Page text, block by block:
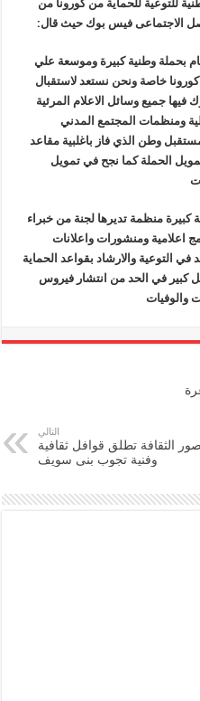
كورونا
مغلقة
للتوعية للحماية من كورونا من
الاجتماعى فيس بوك حيث قال:
بحملة وطنية كبيرة وموسعة علي
خاصة ونحن نستعد لاستقبال
جميع وسائل الاعلام المرئية
ومنظمات المجتمع المدني
وطن الذي فاز باغلبية مقاعد
الحملة كما نجح في تمويل
منظمة تديرها لجنة من خبراء
اعلامية ومنشورات واعلانات
التوعية والارشاد بقواعد الحماية
كبير في الحد من انتشار فيروس
والوفيات
التالي
الثقافة تطلق قوافل ثقافية
وفنية تجوب بنى سويف